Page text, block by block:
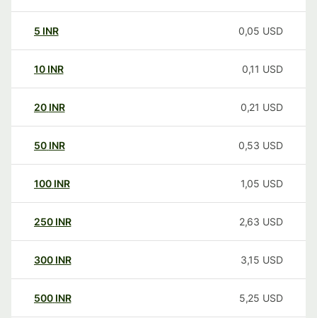
5 INR 0,05 USD
10 INR 0,11 USD
20 INR 0,21 USD
50 INR 0,53 USD
100 INR 1,05 USD
250 INR 2,63 USD
300 INR 3,15 USD
500 INR 5,25 USD